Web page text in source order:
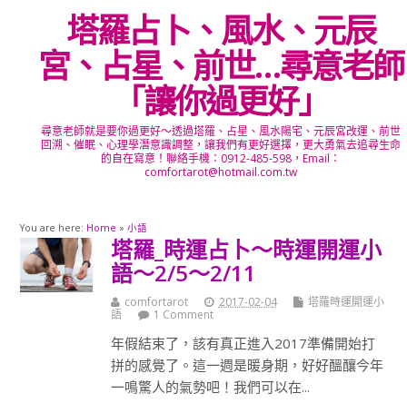
塔羅占卜、風水、元辰
宮、占星、前世…尋意老師
「讓你過更好」
尋意老師就是要你過更好～透過塔羅、占星、風水陽宅、元辰宮改運、前世
回溯、催眠、心理學潛意識調整，讓我們有更好選擇，更大勇氣去追尋生命
的自在寫意！聯絡手機：0912-485-598，Email：
comfortarot@hotmail.com.tw
You are here: Home » 小語
塔羅_時運占卜～時運開運小
語～2/5～2/11
comfortarot 2017-02-04
塔羅時運開運小
語
1 Comment
年假結束了，該有真正進入2017準備開始打
拼的感覺了。這一週是暖身期，好好醞釀今年
一鳴驚人的氣勢吧！我們可以在...